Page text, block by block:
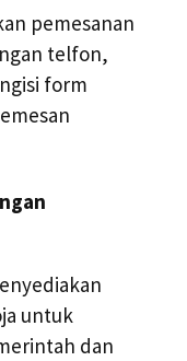
pemesanan
telfon,
form
untuk
dan